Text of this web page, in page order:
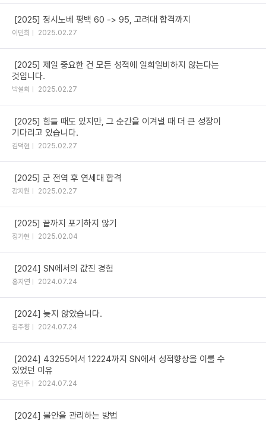
[2025] 정시노베 평백 60 -> 95, 고려대 합격까지
이민희 2025.02.27
[2025] 제일 중요한 건 모든 성적에 일희일비하지 않는다는
것입니다.
박설희 2025.02.27
[2025] 힘들 때도 있지만, 그 순간을 이겨낼 때 더 큰 성장이
기다리고 있습니다.
김덕현 2025.02.27
[2025] 군 전역 후 연세대 합격
강지원 2025.02.27
[2025] 끝까지 포기하지 않기
정가현 2025.02.04
[2024] SN에서의 값진 경험
홍지연 2024.07.24
[2024] 늦지 않았습니다.
김주향 2024.07.24
[2024] 43255에서 12224까지 SN에서 성적향상을 이룰 수
있었던 이유
강민주 2024.07.24
[2024] 불안을 관리하는 방법